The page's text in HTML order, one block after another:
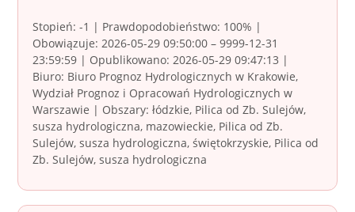
Stopień: -1 | Prawdopodobieństwo: 100% |
Obowiązuje: 2026-05-29 09:50:00 – 9999-12-31
23:59:59 | Opublikowano: 2026-05-29 09:47:13 |
Biuro: Biuro Prognoz Hydrologicznych w Krakowie,
Wydział Prognoz i Opracowań Hydrologicznych w
Warszawie | Obszary: łódzkie, Pilica od Zb. Sulejów,
susza hydrologiczna, mazowieckie, Pilica od Zb.
Sulejów, susza hydrologiczna, świętokrzyskie, Pilica od
Zb. Sulejów, susza hydrologiczna